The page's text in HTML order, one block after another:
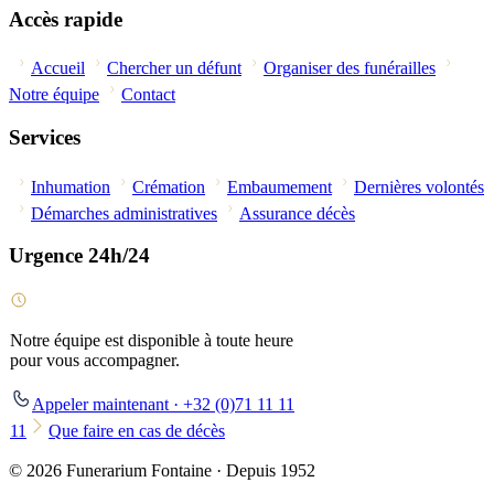
Accès rapide
Accueil Chercher un défunt
Organiser des funérailles
Notre équipe
Contact
Services
Inhumation Crémation Embaumement
Dernières volontés
Démarches administratives
Assurance décès
Urgence 24h/24
Notre équipe est disponible à toute heure
pour vous accompagner.
Appeler maintenant · +32 (0)71 11 11
11
Que faire en cas de décès
© 2026 Funerarium Fontaine · Depuis 1952